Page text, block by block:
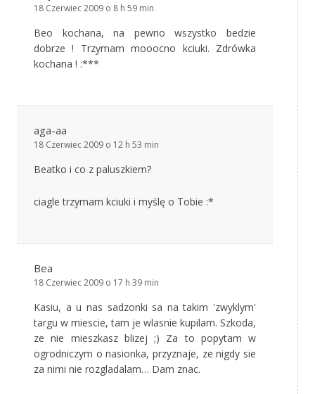
18 Czerwiec 2009 o 8 h 59 min
Beo kochana, na pewno wszystko bedzie
dobrze ! Trzymam mooocno kciuki. Zdrówka
kochana ! :***
aga-aa
18 Czerwiec 2009 o 12 h 53 min
Beatko i co z paluszkiem?
ciagle trzymam kciuki i myślę o Tobie :*
Bea
18 Czerwiec 2009 o 17 h 39 min
Kasiu, a u nas sadzonki sa na takim 'zwyklym'
targu w miescie, tam je wlasnie kupilam. Szkoda,
ze nie mieszkasz blizej ;) Za to popytam w
ogrodniczym o nasionka, przyznaje, ze nigdy sie
za nimi nie rozgladalam… Dam znac.